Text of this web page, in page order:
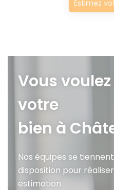
Estimez
Vous
votre
bien à
Nos équipes se
disposition pour
estimation